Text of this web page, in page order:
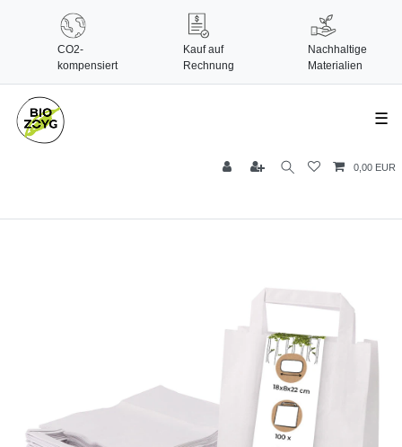
CO2-
kompensiert
Kauf auf
Rechnung
Nachhaltige
Materialien
☰
0,00 EUR